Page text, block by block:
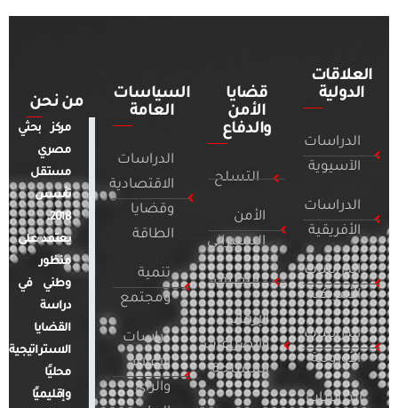
العلاقات
الدولية
الدراسات
الآسيوية
الدراسات
الأفريقية
الدراسات
الأمريكية
الدراسات
الأوروبية
الدراسات
قضايا
الأمن
والدفاع
التسلح
الأمن
السيبراني
التطرف
الإرهاب
والصراعات
المسلحة
السياسات
العامة
الدراسات
الاقتصادية
وقضايا
الطاقة
تنمية
ومجتمع
دراسات
الإعلام
والرأي
من نحن
مركز بحثي
مصري
مستقل
تأسس
2018.
يعتمد على
منظور
وطني في
دراسة
القضايا
الاستراتيجية
محليًا
وإقليميًا